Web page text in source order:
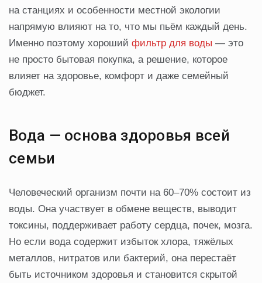
на станциях и особенности местной экологии
напрямую влияют на то, что мы пьём каждый день.
Именно поэтому хороший фильтр для воды — это
не просто бытовая покупка, а решение, которое
влияет на здоровье, комфорт и даже семейный
бюджет.
Вода — основа здоровья всей
семьи
Человеческий организм почти на 60–70% состоит из
воды. Она участвует в обмене веществ, выводит
токсины, поддерживает работу сердца, почек, мозга.
Но если вода содержит избыток хлора, тяжёлых
металлов, нитратов или бактерий, она перестаёт
быть источником здоровья и становится скрытой